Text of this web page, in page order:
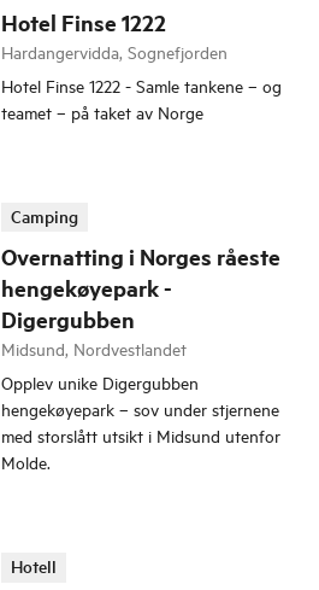
Hotel Finse 1222
Hardangervidda, Sognefjorden
Hotel Finse 1222 - Samle tankene – og
teamet – på taket av Norge
Overnatting i Norges råeste
hengekøyepark -
Digergubben
Camping
Midsund, Nordvestlandet
Opplev unike Digergubben
hengekøyepark – sov under stjernene
med storslått utsikt i Midsund utenfor
Molde.
Hotell